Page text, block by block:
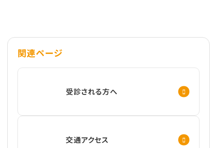
関連ページ
受診される方へ
交通アクセス